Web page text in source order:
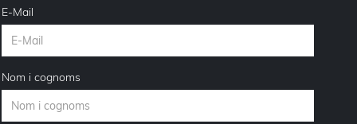
E-Mail
Nom i cognoms